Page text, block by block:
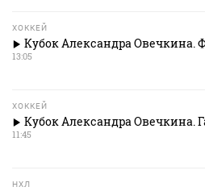
ХОККЕЙ
Кубок Александра Овечкина.
13:05
ХОККЕЙ
Кубок Александра Овечкина.
11:45
НХЛ